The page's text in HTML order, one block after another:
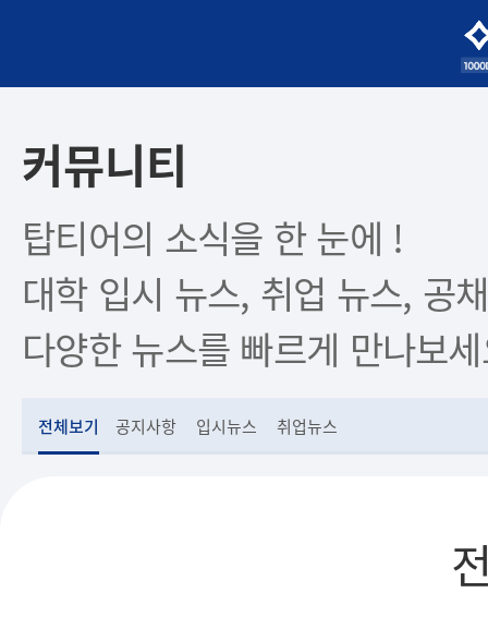
커뮤니티
탑티어의 소식을 한 눈에 !
대학 입시 뉴스, 취업 뉴스, 공
다양한 뉴스를 빠르게 만나보
전체보기 공지사항 입시뉴스 취업뉴스